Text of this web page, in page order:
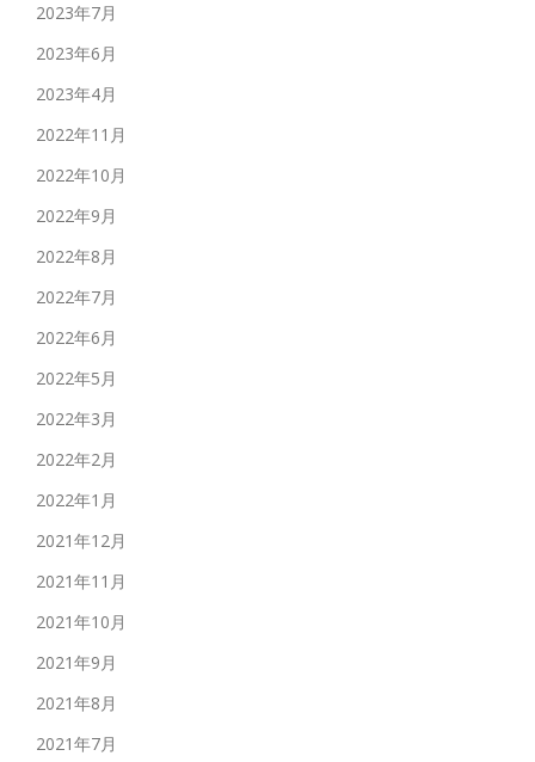
2023年7月
2023年6月
2023年4月
2022年11月
2022年10月
2022年9月
2022年8月
2022年7月
2022年6月
2022年5月
2022年3月
2022年2月
2022年1月
2021年12月
2021年11月
2021年10月
2021年9月
2021年8月
2021年7月